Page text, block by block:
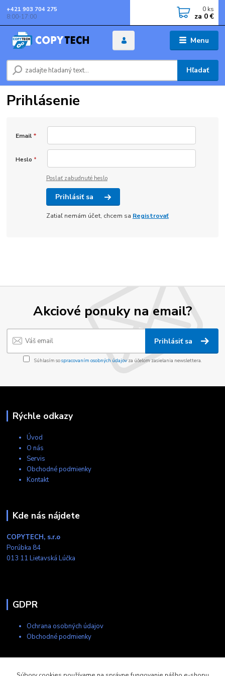
Menu
Hľadať
+421 903 704 275
8:00-17:00
0 ks
za 0 €
Prihlásenie
Email *
Heslo *
Poslať zabudnuté heslo
Prihlásiť sa
Zatiaľ nemám účet, chcem sa Registrovať
Akciové ponuky na email?
Prihlásiť sa
Súhlasím sospracovaním osobných údajov za účelom zasielania newslettera.
Rýchle odkazy
Úvod
O nás
Servis
Obchodné podmienky
Kontakt
Kde nás nájdete
COPYTECH, s.r.o
Porúbka 84
013 11 Lietavská Lúčka
GDPR
Ochrana osobných údajov
Obchodné podmienky
Kontakty